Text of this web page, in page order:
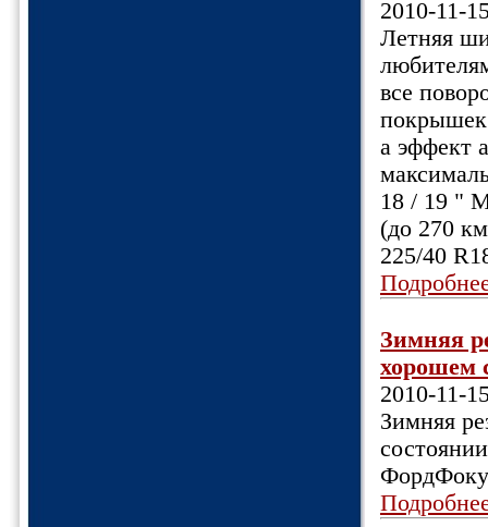
2010-11-
Летняя
все
а эффект
18 / 19 "
(до 270
225/40
Зимняя
хорошем
2010-11-
Зимняя